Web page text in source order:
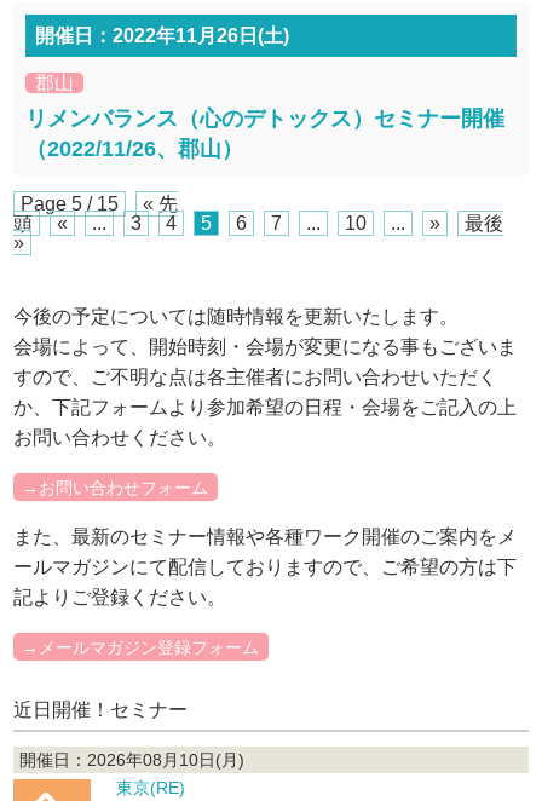
開催日：2022年11月26日(土)
郡山
リメンバランス（心のデトックス）セミナー開催
（2022/11/26、郡山）
Page 5 / 15
« 先
頭
« ... 3 4 5 6 7 ... 10 ... »
最後
»
今後の予定については随時情報を更新いたします。
会場によって、開始時刻・会場が変更になる事もございま
すので、ご不明な点は各主催者にお問い合わせいただく
か、下記フォームより参加希望の日程・会場をご記入の上
お問い合わせください。
→お問い合わせフォーム
また、最新のセミナー情報や各種ワーク開催のご案内をメ
ールマガジンにて配信しておりますので、ご希望の方は下
記よりご登録ください。
→メールマガジン登録フォーム
近日開催！セミナー
開催日：2026年08月10日(月)
東京(RE)